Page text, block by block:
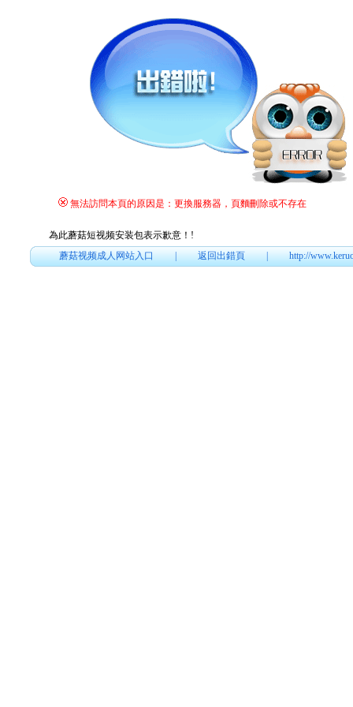
無法訪問本頁的原因是：更換服務器，頁麵刪除或不存在
為此蘑菇短视频安装包表示歉意！ !
蘑菇视频成人网站入口|返回出錯頁|http://